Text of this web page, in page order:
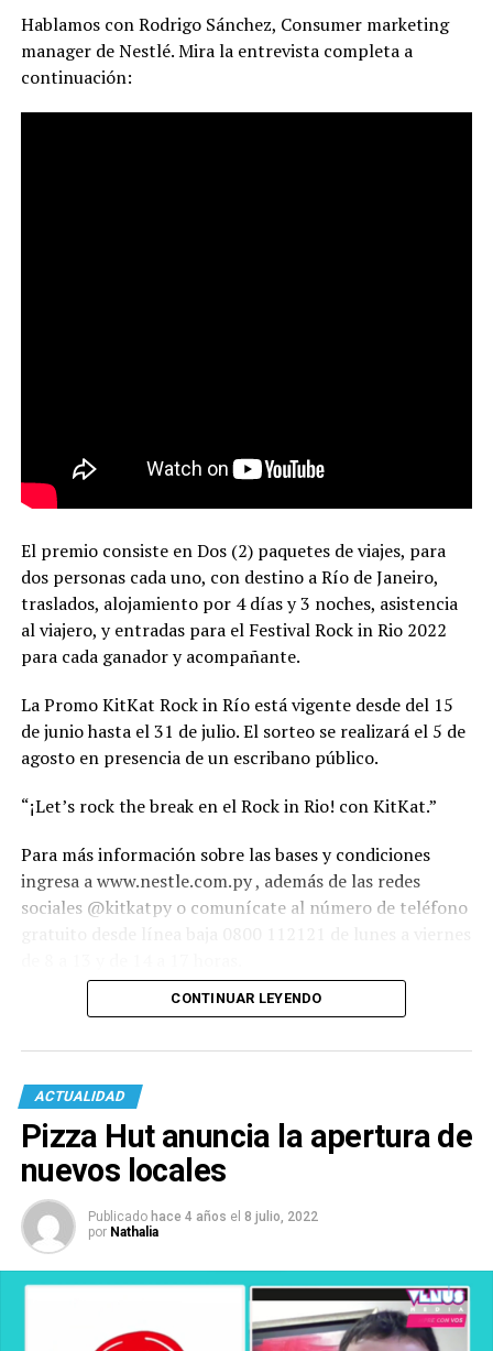
Hablamos con Rodrigo Sánchez, Consumer marketing
manager de Nestlé. Mira la entrevista completa a
continuación:
El premio consiste en Dos (2) paquetes de viajes, para
dos personas cada uno, con destino a Río de Janeiro,
traslados, alojamiento por 4 días y 3 noches, asistencia
al viajero, y entradas para el Festival Rock in Rio 2022
para cada ganador y acompañante.
La Promo KitKat Rock in Río está vigente desde del 15
de junio hasta el 31 de julio. El sorteo se realizará el 5 de
agosto en presencia de un escribano público.
“¡Let’s rock the break en el Rock in Rio! con KitKat.”
Para más información sobre las bases y condiciones
ingresa a www.nestle.com.py , además de las redes
sociales @kitkatpy o comunícate al número de teléfono
CONTINUAR LEYENDO
ACTUALIDAD
Pizza Hut anuncia la apertura de
nuevos locales
Publicado hace 4 años el 8 julio, 2022
por Nathalia